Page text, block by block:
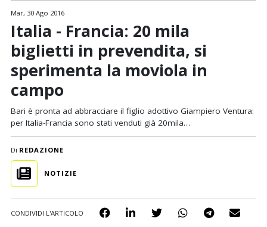
Mar, 30 Ago 2016
Italia - Francia: 20 mila
biglietti in prevendita, si
sperimenta la moviola in
campo
Bari è pronta ad abbracciare il figlio adottivo Giampiero Ventura:
per Italia-Francia sono stati venduti già 20mila…
Di REDAZIONE
NOTIZIE
CONDIVIDI L'ARTICOLO